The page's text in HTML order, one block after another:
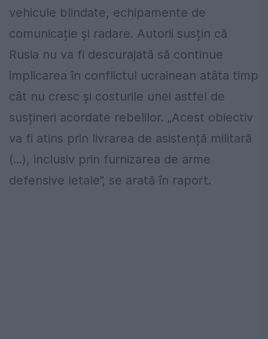
vehicule blindate, echipamente de
comunicație și radare. Autorii susțin că
Rusia nu va fi descurajată să continue
implicarea în conflictul ucrainean atâta timp
cât nu cresc și costurile unei astfel de
susțineri acordate rebelilor. „Acest obiectiv
va fi atins prin livrarea de asistență militară
(...), inclusiv prin furnizarea de arme
defensive letale”, se arată în raport.